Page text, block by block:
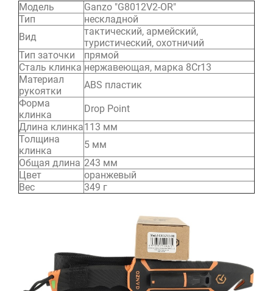
Модель
Ganzo "G8012V2-OR"
Тип
нескладной
Вид
тактический, армейский,
туристический, охотничий
Тип заточки
прямой
Сталь клинка нержавеющая, марка 8Cr13
Материал
рукоятки
ABS пластик
Форма
клинка
Drop Point
Длина клинка113 мм
Толщина
клинка
5 мм
Общая длина 243 мм
Цвет
оранжевый
Вес
349 г